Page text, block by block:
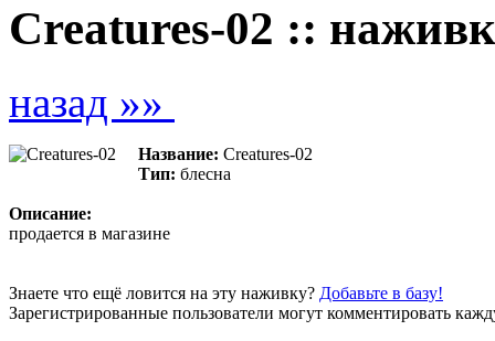
Creatures-02 ::
назад »»
Название: Creatures-02
Тип: блесна
Описание:
продается в магазине
Знаете что ещё ловится на эту наживку? Добавьте в базу!
Зарегистрированные пользователи могут комментировать